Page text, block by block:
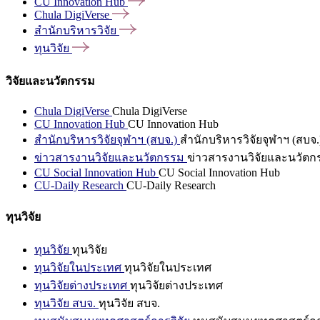
Chula DigiVerse
สำนักบริหารวิจัย
ทุนวิจัย
วิจัยและนวัตกรรม
Chula DigiVerse Chula DigiVerse
CU Innovation Hub CU Innovation Hub
สำนักบริหารวิจัยจุฬาฯ (สบจ.) สำนักบริหารวิจัยจุฬาฯ (สบจ
ข่าวสารงานวิจัยและนวัตกรรม ข่าวสารงานวิจัยและนวัตก
CU Social Innovation Hub CU Social Innovation Hub
CU-Daily Research CU-Daily Research
ทุนวิจัย
ทุนวิจัย ทุนวิจัย
ทุนวิจัยในประเทศ ทุนวิจัยในประเทศ
ทุนวิจัยต่างประเทศ ทุนวิจัยต่างประเทศ
ทุนวิจัย สบจ. ทุนวิจัย สบจ.